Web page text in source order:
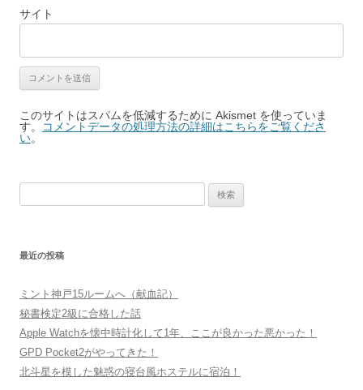
サイト
このサイトはスパムを低減するために Akismet を使っていま
す。
コメントデータの処理方法の詳細はこちらをご覧くださ
い。
最近の投稿
ミント神戸15ルームへ（献血記）
秘書検定2級に合格した話
Apple Watchを懐中時計化して1年、ここが良かった悪かった！
GPD Pocket2がやってきた！
北斗星を模した魅惑の寝台風ホステルに宿泊！